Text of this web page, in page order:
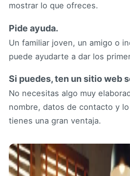
mostrar lo que ofreces.
Pide ayuda.
Un familiar joven, un amigo o
puede ayudarte a dar los
Si puedes, ten un sitio web
No necesitas algo muy
nombre, datos de contacto y
tienes una gran ventaja.